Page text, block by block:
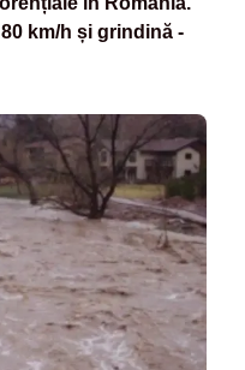
km/h și grindină -